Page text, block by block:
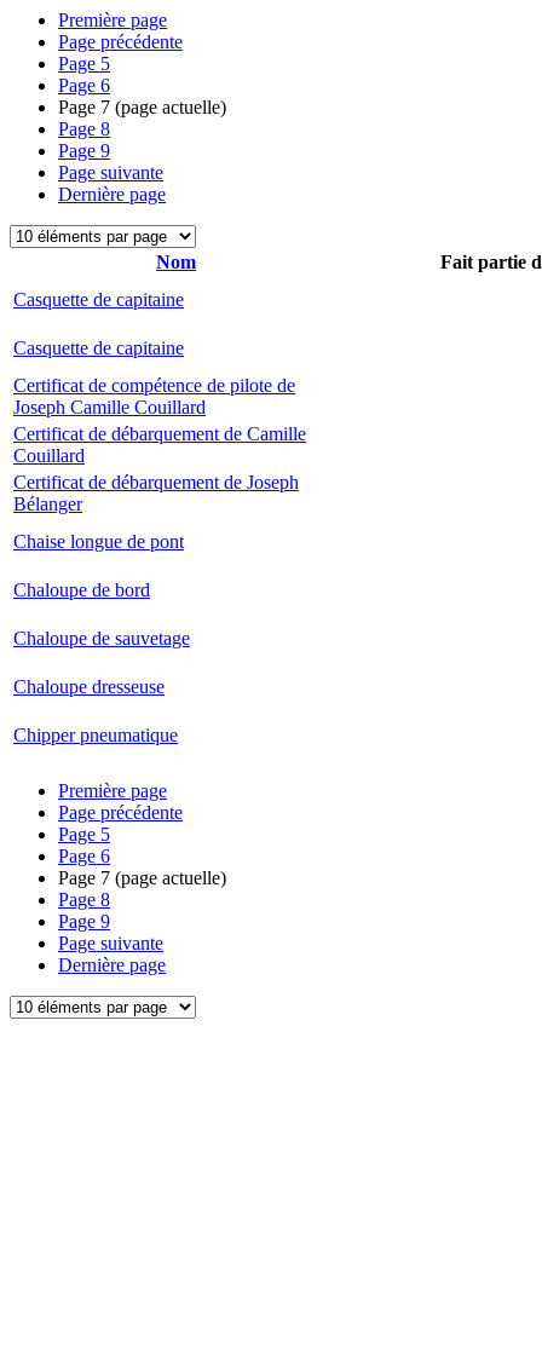
Première page
Page précédente
Page 5
Page 6
Page 7 (page actuelle)
Page 8
Page 9
Page suivante
Dernière page
Nom
Fait partie
Casquette de capitaine
Casquette de capitaine
Certificat de compétence de pilote de
Joseph Camille Couillard
Certificat de débarquement de Camille
Couillard
Certificat de débarquement de Joseph
Bélanger
Chaise longue de pont
Chaloupe de bord
Chaloupe de sauvetage
Chaloupe dresseuse
Chipper pneumatique
Première page
Page précédente
Page 5
Page 6
Page 7 (page actuelle)
Page 8
Page 9
Page suivante
Dernière page